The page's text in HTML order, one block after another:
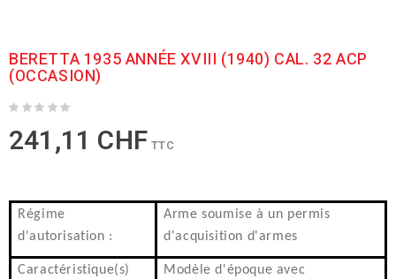
BERETTA 1935 ANNÉE XVIII (1940) CAL. 32 ACP
(OCCASION)
241,11 CHF TTC
Régime
d'autorisation :
Arme soumise à un permis
d'acquisition d'armes
Caractéristique(s)
Modèle d'époque avec